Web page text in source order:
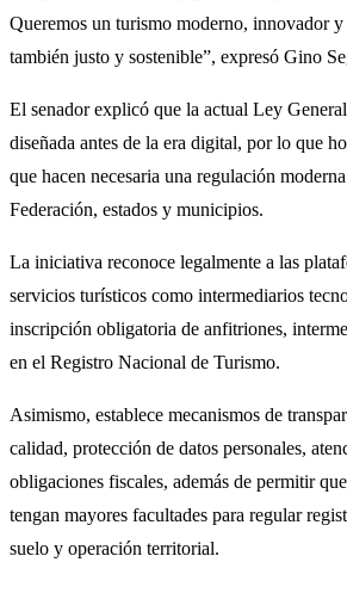
Queremos un turismo moderno, innovador
también justo y sostenible”, expresó Gino
El senador explicó que la actual Ley
diseñada antes de la era digital, por lo que
que hacen necesaria una regulación
Federación, estados y municipios.
La iniciativa reconoce legalmente a las
servicios turísticos como intermediarios
inscripción obligatoria de anfitriones,
en el Registro Nacional de Turismo.
Asimismo, establece mecanismos de
calidad, protección de datos personales,
obligaciones fiscales, además de permitir
tengan mayores facultades para regular
suelo y operación territorial.